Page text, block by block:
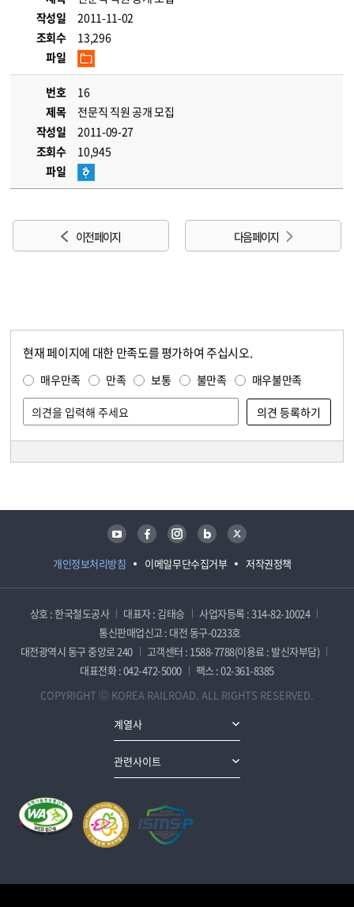
작성일
2011-11-02
조회수
13,296
파일
번호
16
제목
전문직 직원 공개 모집
작성일
2011-09-27
조회수
10,945
파일
이전 페이지 다음 페이지
현재 페이지에 대한 만족도를 평가하여 주십시오.
매우만족 만족 보통 불만족 매우불만족
개인정보처리방침 이메일무단수집거부 저작권정책
유튜브 페이스북 인스타그램 블로그 트위터
상호 : 한국철도공사 대표자 : 김태승
사업자등록 : 314-82-10024
통신판매업신고 : 대전 동구-0233호
대전광역시 동구 중앙로 240
고객센터 : 1588-7788(이용료 : 발신자부담)
대표전화 : 042-472-5000
팩스 : 02-361-8385
COPYRIGHT ⓒ KOREA RAILROAD. ALL RIGHTS RESERVED.
계열사
관련사이트